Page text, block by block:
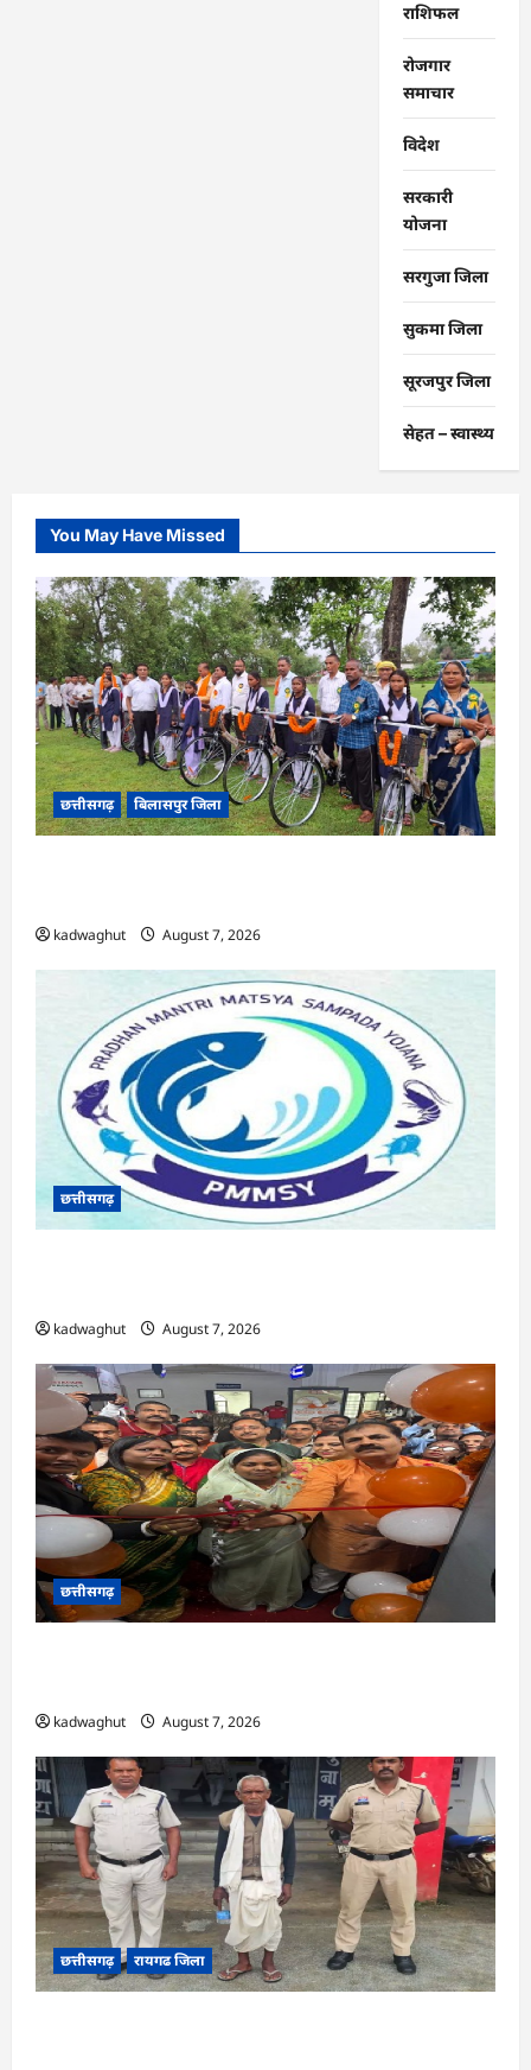
राशिफल
रोजगार
समाचार
विदेश
सरकारी
योजना
सरगुजा जिला
सुकमा जिला
सूरजपुर जिला
सेहत – स्‍वास्‍थ्‍य
You May Have Missed
छत्तीसगढ़ बिलासपुर जिला
kadwaghut August 7, 2026
छत्तीसगढ़
kadwaghut August 7, 2026
छत्तीसगढ़
kadwaghut August 7, 2026
छत्तीसगढ़ रायगढ जिला